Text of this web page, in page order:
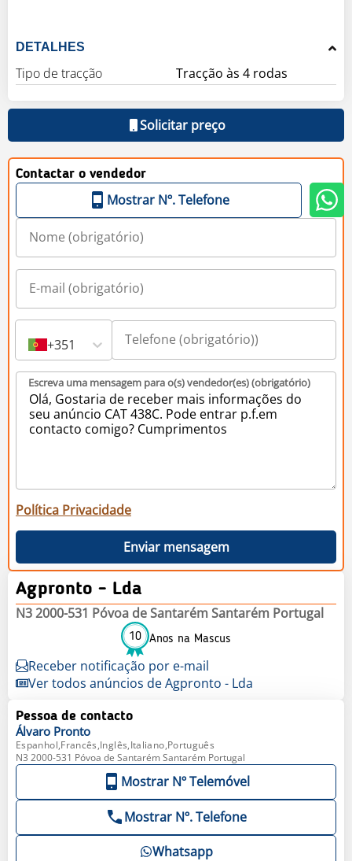
DETALHES
Tipo de tracção Tracção às 4 rodas
Solicitar preço
Contactar o vendedor
Mostrar Nº. Telefone
+351
Escreva uma mensagem para o(s) vendedor(es) (obrigatório)
Política Privacidade
Enviar mensagem
Agpronto - Lda
N3 2000-531 Póvoa de Santarém Santarém Portugal
10 Anos na Mascus
Receber notificação por e-mail
Ver todos anúncios de Agpronto - Lda
Pessoa de contacto
Álvaro Pronto
Espanhol,Francês,Inglês,Italiano,Português
N3 2000-531 Póvoa de Santarém Santarém Portugal
Mostrar Nº Telemóvel
Mostrar Nº. Telefone
Whatsapp